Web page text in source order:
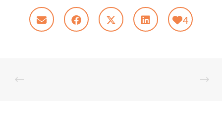
4